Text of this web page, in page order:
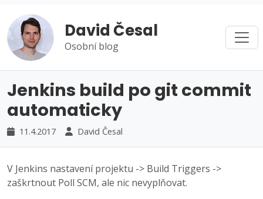
David Česal
Osobní blog
Jenkins build po git commit
automaticky
11.4.2017 David Česal
V Jenkins nastavení projektu -> Build Triggers ->
zaškrtnout Poll SCM, ale nic nevyplňovat.